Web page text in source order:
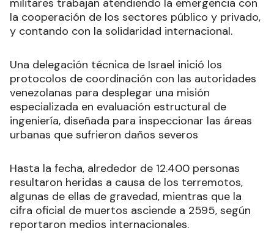
militares trabajan atendiendo la emergencia con
la cooperación de los sectores público y privado,
y contando con la solidaridad internacional.
Una delegación técnica de Israel inició los
protocolos de coordinación con las autoridades
venezolanas para desplegar una misión
especializada en evaluación estructural de
ingeniería, diseñada para inspeccionar las áreas
urbanas que sufrieron daños severos
Hasta la fecha, alrededor de 12.400 personas
resultaron heridas a causa de los terremotos,
algunas de ellas de gravedad, mientras que la
cifra oficial de muertos asciende a 2595, según
reportaron medios internacionales.